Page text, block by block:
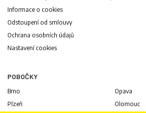
Informace o cookies
Odstoupení od smlouvy
Ochrana osobních údajů
Nastavení cookies
POBOČKY
Brno
Plzeň
Opava
Olomouc